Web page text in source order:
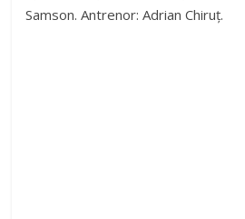
Samson. Antrenor: Adrian Chiruț.